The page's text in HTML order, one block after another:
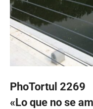
PhoTortul 2269
«Lo que no se